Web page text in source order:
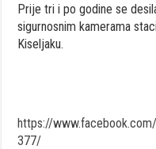
Prije tri i po godine se
sigurnosnim kamerama
Kiseljaku.
https://
377/